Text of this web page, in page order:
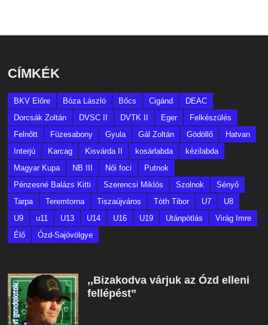
CÍMKÉK
BKV Előre Bóza László Bőcs Cigánd
DEAC
Dorcsák Zoltán
DVSC II DVTK II Eger
Felkészülés
Felnőtt
Füzesabony Gyula Gál Zoltán Gödöllő
Hatvan
Interjú
Karcag Kisvárda II kosárlabda
kézilabda
Magyar Kupa
NB III Női foci
Putnok
Pénzesné Balázs Kitti
Szerencsi Miklós Szolnok
Sényő
Tarpa
Teremtorna Tiszaújváros Tóth Tibor U7
U8
U9
u11 U13 U14 U16 U19 Utánpótlás
Virág Imre
Élő
Ózd-Sajóvölgye
,,Bizakodva várjuk az Ózd elleni
fellépést”